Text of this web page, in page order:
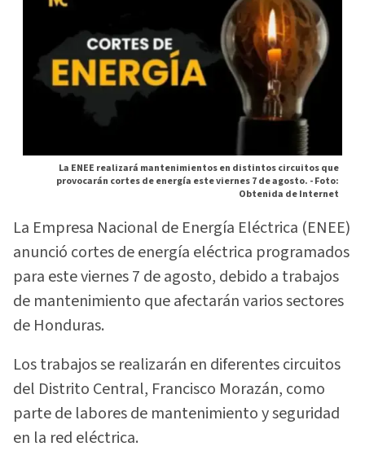
La ENEE realizará mantenimientos en distintos circuitos que
provocarán cortes de energía este viernes 7 de agosto. -Foto:
Obtenida de Internet
La Empresa Nacional de Energía Eléctrica (ENEE)
anunció cortes de energía eléctrica programados
para este viernes 7 de agosto, debido a trabajos
de mantenimiento que afectarán varios sectores
de Honduras.
Los trabajos se realizarán en diferentes circuitos
del Distrito Central, Francisco Morazán, como
parte de labores de mantenimiento y seguridad
en la red eléctrica.